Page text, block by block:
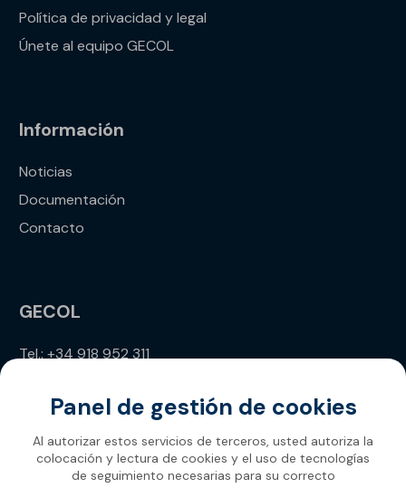
Política de privacidad y legal
Únete al equipo GECOL
Información
Noticias
Documentación
Contacto
GECOL
Tel.: +34 918 952 311
Panel de gestión de cookies
Al autorizar estos servicios de terceros, usted autoriza la
colocación y lectura de cookies y el uso de tecnologías
de seguimiento necesarias para su correcto